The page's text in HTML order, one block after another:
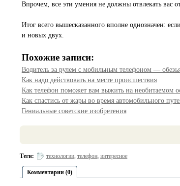
Впрочем, все эти умения не должны отвлекать вас
Итог всего вышесказанного вполне однозначен:
и новых двух.
Похожие записи:
Водитель за рулем с мобильным телефоном —
Как надо действовать на месте происшествия
Как телефон поможет вам выжить на необитаемом
Как спастись от жары во время автомобильного
Гениальные советские изобретения
Теги: технологии, телефон, интересное
Комментарии (0)